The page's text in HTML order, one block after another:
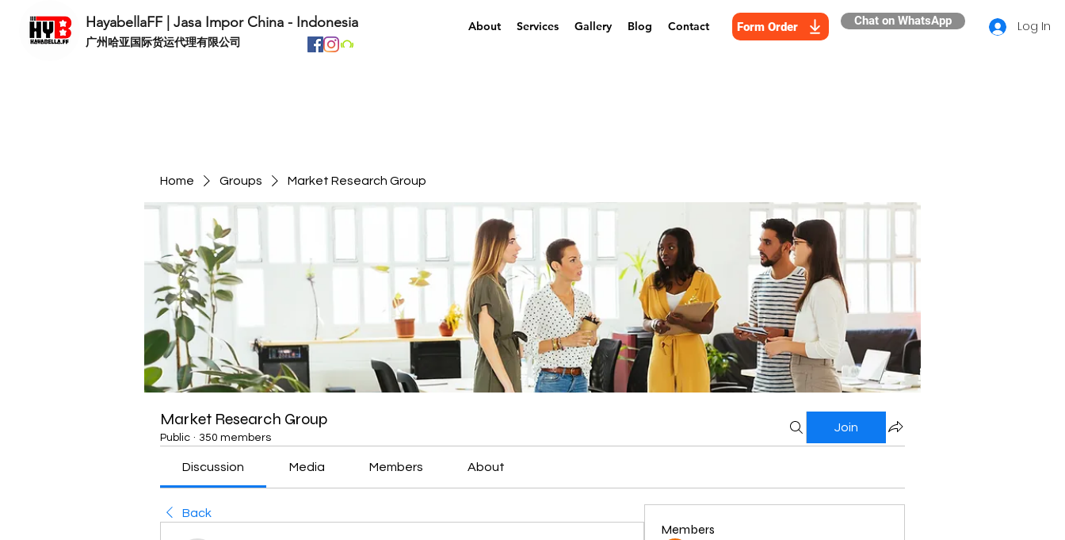
HayabellaFF | Jasa Impor China - Indonesia
​广州哈亚国际货运代理有限公司
About Services Gallery Blog Contact Form Order Chat on WhatsApp Log In
Home Groups Market Research Group
Market Research Group
Public · 350 members
Join
Discussion Media Members About
Back
Members